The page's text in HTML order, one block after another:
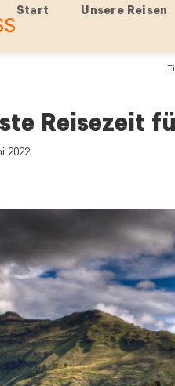
Start Unsere Reisen
Reisezeit
2022